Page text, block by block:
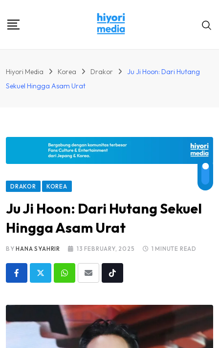
Hiyori Media Korea Drakor
Ju Ji Hoon: Dari Hutang
Sekuel Hingga Asam Urat
DRAKOR KOREA
Ju Ji Hoon: Dari Hutang Sekuel
Hingga Asam Urat
BYHANA SYAHRIR 13 FEBRUARY, 2025 1 MINUTE READ
Whatsapp
Share
Email
Tiktok